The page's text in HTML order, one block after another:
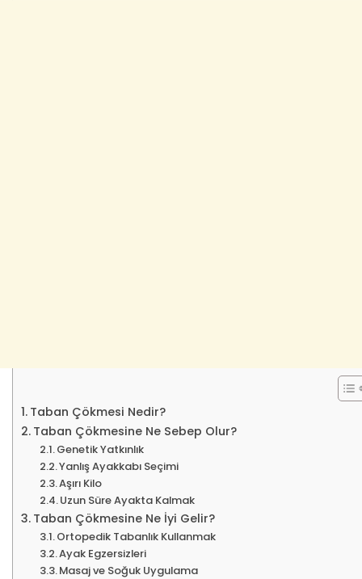
Taban Çökmesi Nedir?
Taban Çökmesine Ne Sebep Olur?
Genetik Yatkınlık
Yanlış Ayakkabı Seçimi
Aşırı Kilo
Uzun Süre Ayakta Kalmak
Taban Çökmesine Ne İyi Gelir?
Ortopedik Tabanlık Kullanmak
Ayak Egzersizleri
Masaj ve Soğuk Uygulama